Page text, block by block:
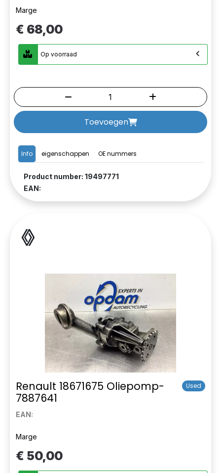
Info eigenschappen OE nummers
Product number: 19497771
EAN:
Marge
€ 68,00
Op voorraad
Toevoegen
Renault 18671675 Oliepomp-
7887641
Used
EAN:
Marge
€ 50,00